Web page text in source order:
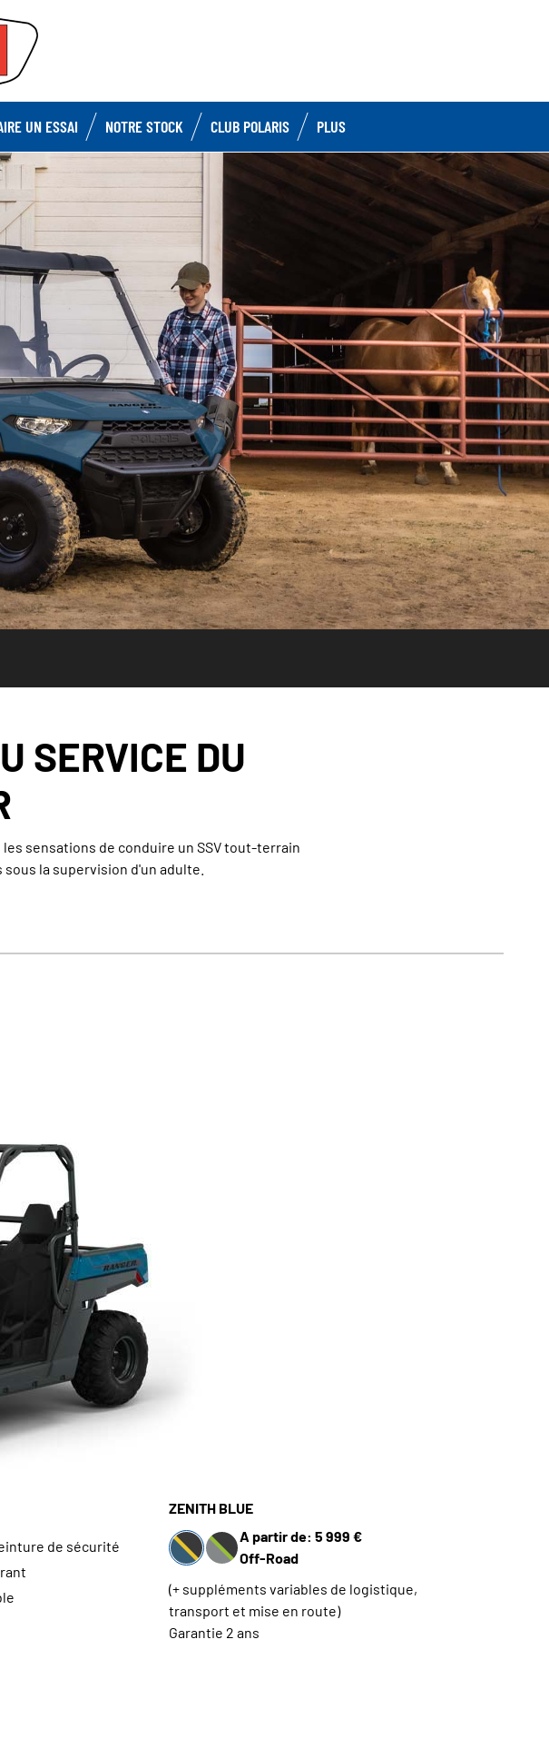
UN ESSAI NOTRE STOCK CLUB POLARIS PLUS
SERVICE DU
sensations de conduire un SSV tout-terrain
la supervision d'un adulte.
ZENITH BLUE
A partir de: 5 999 €
Off-Road
(+ suppléments variables de logistique,
transport et mise en route)
Garantie 2 ans
de sécurité